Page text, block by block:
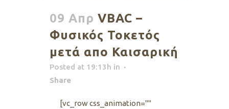
09 Απρ VBAC –
Φυσικός Τοκετός
μετά απο Καισαρική
Posted at 19:13h in
Share
[vc_row css_animation=""